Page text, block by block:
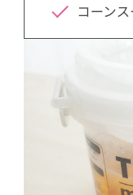
コーン